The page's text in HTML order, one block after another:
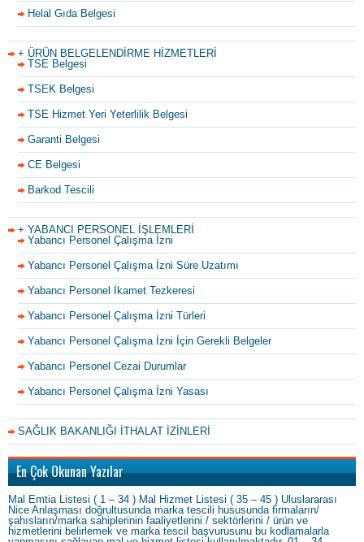
Helal Gıda Belgesi
+ ÜRÜN BELGELENDİRME HİZMETLERİ
TSE Belgesi
TSEK Belgesi
TSE Hizmet Yeri Yeterlilik Belgesi
Garanti Belgesi
CE Belgesi
Barkod Tescili
+ YABANCI PERSONEL İŞLEMLERİ
Yabancı Personel Çalışma İzni
Yabancı Personel Çalışma İzni Süre Uzatımı
Yabancı Personel İkamet Tezkeresi
Yabancı Personel Çalışma İzni Türleri
Yabancı Personel Çalışma İzni İçin Gerekli Belgeler
Yabancı Personel Cezai Durumlar
Yabancı Personel Çalışma İzni Yasası
SAĞLIK BAKANLIĞI İTHALAT İZİNLERİ
En Çok Okunan Yazılar
Mal Emtia Listesi ( 1 – 34 ) Mal Hizmet Listesi ( 35 – 45 ) Uluslararası
Nice Anlaşması doğrultusunda marka tescili hususunda firmaların/
şahısların/marka sahiplerinin faaliyetlerini / sektörlerini / ürün ve
hizmetlerini belirlemek ve marka tescil başvurusunu bu kodlamalarla